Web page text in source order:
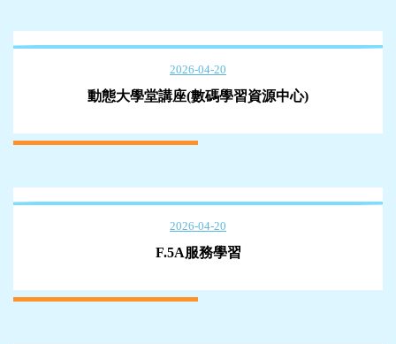
2026-04-20
動態大學堂講座(數碼學習資源中心)
2026-04-20
F.5A服務學習